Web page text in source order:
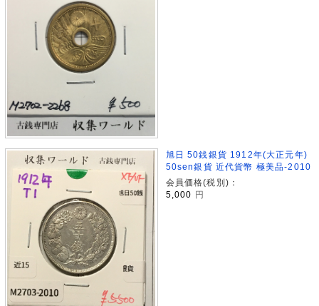
旭日 50銭銀貨 1912年(大正元年)
50sen銀貨 近代貨幣 極美品-2010
会員価格(税別)：
5,000 円